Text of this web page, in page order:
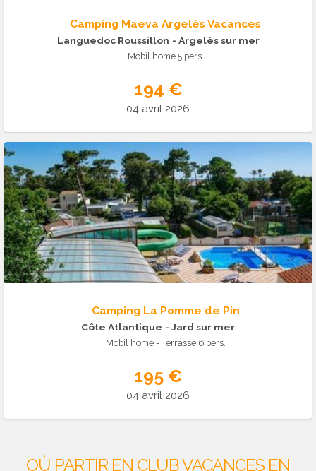
Camping Maeva Argelès Vacances
Languedoc Roussillon - Argelès sur mer
Mobil home 5 pers.
194 €
04 avril 2026
Camping La Pomme de Pin
Côte Atlantique - Jard sur mer
Mobil home - Terrasse 6 pers.
195 €
04 avril 2026
OÙ PARTIR EN CLUB VACANCES EN